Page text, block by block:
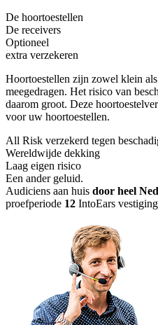
De hoortoestellen
De receivers
Optioneel
extra verzekeren
Hoortoestellen zijn zowel klein
meegedragen. Het risico van
daarom groot. Deze
voor uw hoortoestellen.
All Risk verzekerd tegen
Wereldwijde dekking
Laag eigen risico
Een ander geluid.
Audiciens aan huis door heel
proefperiode 12 IntoEars